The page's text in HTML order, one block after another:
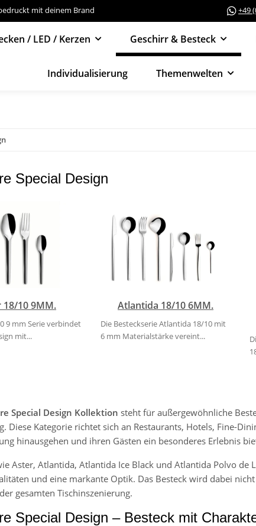
mit deinem Brand +49
/ LED / Kerzen Geschirr & Besteck
Individualisierung Themenwelten
Special Design
18/10 9MM.
9 mm Serie verbindet
mit...
Atlantida 18/10 6MM.
Die Besteckserie Atlantida 18/10 mit
6 mm Materialstärke vereint...
Special Design Kollektion steht für außergewöhnliche
Diese Kategorie richtet sich an Restaurants, Hotels, Fine-
hinausgehen und ihren Gästen ein besonderes Erlebnis
Aster, Atlantida, Atlantida Ice Black und Atlantida Polvo
und eine markante Optik. Das Besteck wird dabei
gesamten Tischinszenierung.
Special Design – Besteck mit